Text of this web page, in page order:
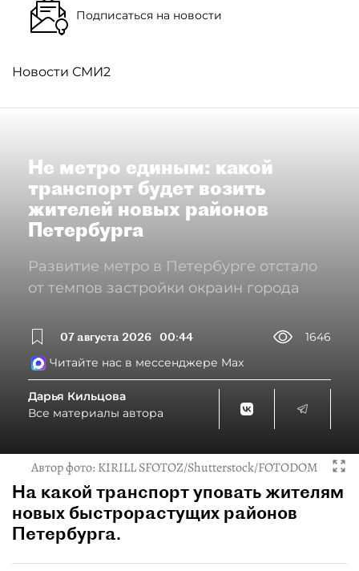
Подписаться на новости
Новости СМИ2
Не метро единым: какой
транспорт будет возить
жителей новых районов
Петербурга
Развитие метро в Петербурге отстало
от темпов застройки окраин города
07 августа 2026 00:44
1646
Читайте нас в мессенджере Max
Дарья Кильцова
Все материалы автора
Автор фото:KIRILL SFOTOZ/Shutterstock/FOTODOM
На какой транспорт уповать жителям
новых быстрорастущих районов
Петербурга.